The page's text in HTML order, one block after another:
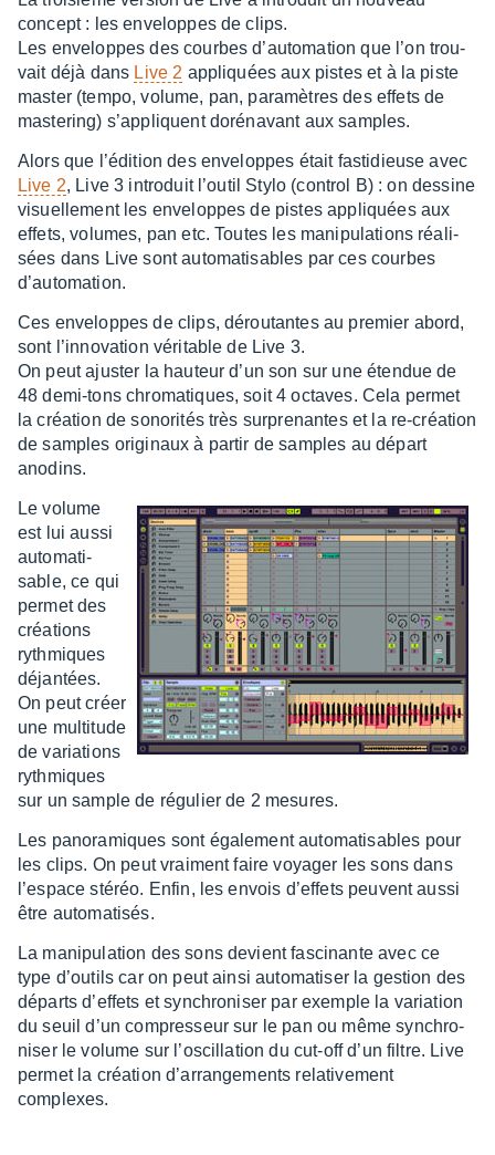
concept : les enve­loppes de clips.
Les enve­loppes des courbes d’au­to­ma­tion que l’on trou­
vait déjà dans Live 2 appliquées aux pistes et à la piste
master (tempo, volume, pan, para­mètres des effets de
maste­ring) s’ap­pliquent doré­na­vant aux samples.
Alors que l’édi­tion des enve­loppes était fasti­dieuse avec
Live 2, Live 3 intro­duit l’ou­til Stylo (control B) : on dessine
visuel­le­ment les enve­loppes de pistes appliquées aux
effets, volumes, pan etc. Toutes les mani­pu­la­tions réali­
sées dans Live sont auto­ma­ti­sables par ces courbes
d’au­to­ma­tion.
Ces enve­loppes de clips, dérou­tantes au premier abord,
sont l’in­no­va­tion véri­table de Live 3.
On peut ajus­ter la hauteur d’un son sur une éten­due de
48 demi-tons chro­ma­tiques, soit 4 octaves. Cela permet
la créa­tion de sono­ri­tés très surpre­nantes et la re-créa­tion
de samples origi­naux à partir de samples au départ
anodins.
Le volume
est lui aussi
auto­ma­ti­
sable, ce qui
permet des
créa­tions
ryth­miques
déjan­tées.
On peut créer
une multi­tude
de varia­tions
ryth­miques
sur un sample de régu­lier de 2 mesures.
Les pano­ra­miques sont égale­ment auto­ma­ti­sables pour
les clips. On peut vrai­ment faire voya­ger les sons dans
l’es­pace stéréo. Enfin, les envois d’ef­fets peuvent aussi
être auto­ma­ti­sés.
La mani­pu­la­tion des sons devient fasci­nante avec ce
type d’ou­tils car on peut ainsi auto­ma­ti­ser la gestion des
départs d’ef­fets et synchro­ni­ser par exemple la varia­tion
du seuil d’un compres­seur sur le pan ou même synchro­
ni­ser le volume sur l’os­cil­la­tion du cut-off d’un filtre. Live
permet la créa­tion d’ar­ran­ge­ments rela­ti­ve­ment
complexes.